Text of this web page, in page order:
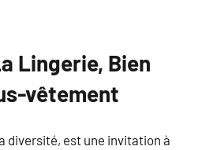
Lingerie, Bien
vêtement
diversité, est une invitation à